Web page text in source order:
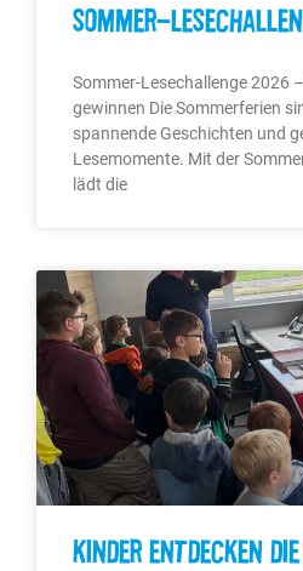
Sommer-
Sommer-Lesechallenge 2026
gewinnen Die Sommerferien
spannende Geschichten und
Lesemomente. Mit der
lädt die
Kinder entdecken